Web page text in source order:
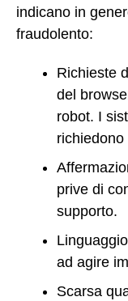
indicano in
fraudolento:
Richieste
del
robot. I
prive di
supporto.
ad agire
Scarsa